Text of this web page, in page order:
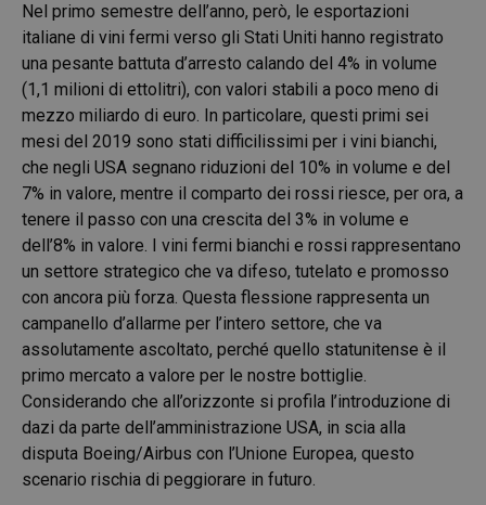
Nel primo semestre dell’anno, però, le esportazioni
italiane di vini fermi verso gli Stati Uniti hanno registrato
una pesante battuta d’arresto calando del 4% in volume
(1,1 milioni di ettolitri), con valori stabili a poco meno di
mezzo miliardo di euro. In particolare, questi primi sei
mesi del 2019 sono stati difficilissimi per i vini bianchi,
che negli USA segnano riduzioni del 10% in volume e del
7% in valore, mentre il comparto dei rossi riesce, per ora, a
tenere il passo con una crescita del 3% in volume e
dell’8% in valore. I vini fermi bianchi e rossi rappresentano
un settore strategico che va difeso, tutelato e promosso
con ancora più forza. Questa flessione rappresenta un
campanello d’allarme per l’intero settore, che va
assolutamente ascoltato, perché quello statunitense è il
primo mercato a valore per le nostre bottiglie.
Considerando che all’orizzonte si profila l’introduzione di
dazi da parte dell’amministrazione USA, in scia alla
disputa Boeing/Airbus con l’Unione Europea, questo
scenario rischia di peggiorare in futuro.